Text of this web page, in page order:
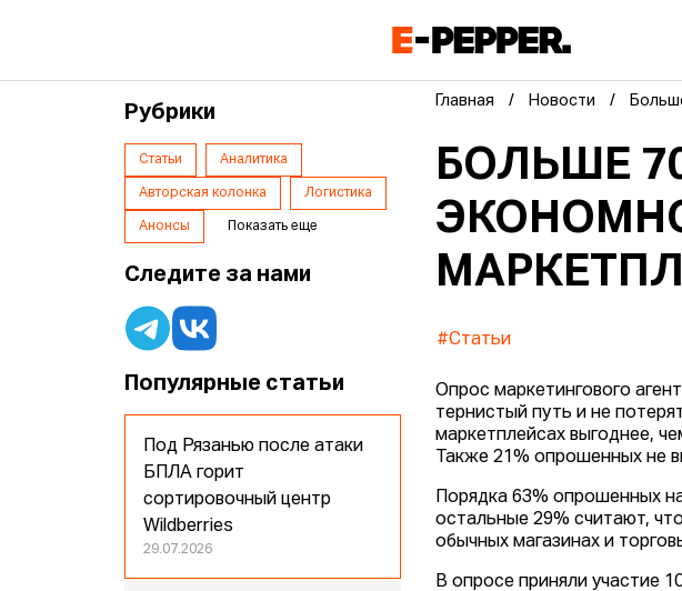
Главная Новости
БОЛЬШЕ
#Статьи
Опрос маркетингового
тернистый путь и не
маркетплейсах выгоднее,
Также 21% опрошенных не
Порядка 63% опрошенных
остальные 29% считают,
обычных магазинах и
В опросе приняли участие
Рубрики
Статьи Аналитика
Авторская колонка Логистика
Анонсы Показать еще
Следите за нами
Популярные статьи
Под Рязанью после атаки
БПЛА горит
сортировочный центр
Wildberries
29.07.2026